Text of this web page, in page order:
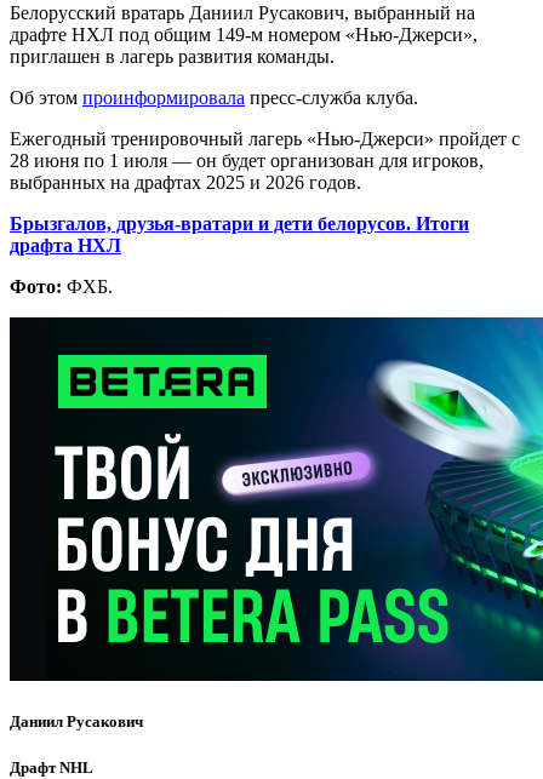
Белорусский вратарь Даниил Русакович, выбранный на
драфте НХЛ под общим 149-м номером «Нью-Джерси»,
приглашен в лагерь развития команды.
Об этом проинформировала пресс-служба клуба.
Ежегодный тренировочный лагерь «Нью-Джерси» пройдет с
28 июня по 1 июля — он будет организован для игроков,
выбранных на драфтах 2025 и 2026 годов.
Брызгалов, друзья-вратари и дети белорусов. Итоги
драфта НХЛ
Фото: ФХБ.
Даниил Русакович
Драфт NHL